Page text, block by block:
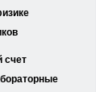
счет